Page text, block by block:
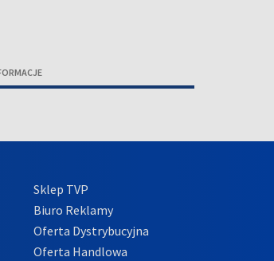
Sklep TVP
Biuro Reklamy
Oferta Dystrybucyjna
Oferta Handlowa